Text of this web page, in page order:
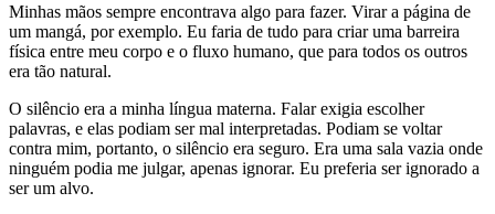
Minhas mãos sempre encontrava algo para fazer. Virar a página de
um mangá, por exemplo. Eu faria de tudo para criar uma barreira
física entre meu corpo e o fluxo humano, que para todos os outros
era tão natural.
O silêncio era a minha língua materna. Falar exigia escolher
palavras, e elas podiam ser mal interpretadas. Podiam se voltar
contra mim, portanto, o silêncio era seguro. Era uma sala vazia onde
ninguém podia me julgar, apenas ignorar. Eu preferia ser ignorado a
ser um alvo.